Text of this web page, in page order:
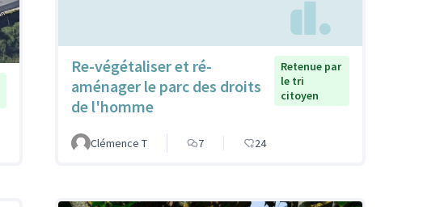
Re-végétaliser et ré-
aménager le parc des droits
de l'homme
Retenue par
le tri
citoyen
Clémence T 7 24